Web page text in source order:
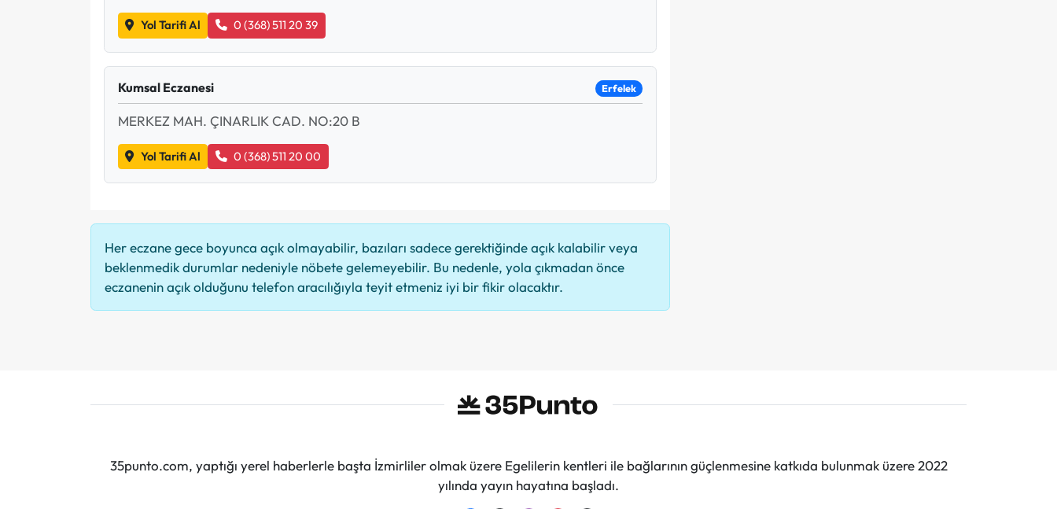
Yol Tarifi Al 0 (368) 511 20 39
Kumsal Eczanesi Erfelek
MERKEZ MAH. ÇINARLIK CAD. NO:20 B
Yol Tarifi Al 0 (368) 511 20 00
Her eczane gece boyunca açık olmayabilir, bazıları sadece gerektiğinde açık kalabilir veya
beklenmedik durumlar nedeniyle nöbete gelemeyebilir. Bu nedenle, yola çıkmadan önce
eczanenin açık olduğunu telefon aracılığıyla teyit etmeniz iyi bir fikir olacaktır.
35punto.com, yaptığı yerel haberlerle başta İzmirliler olmak üzere Egelilerin kentleri ile bağlarının güçlenmesine katkıda bulunmak üzere 2022
yılında yayın hayatına başladı.